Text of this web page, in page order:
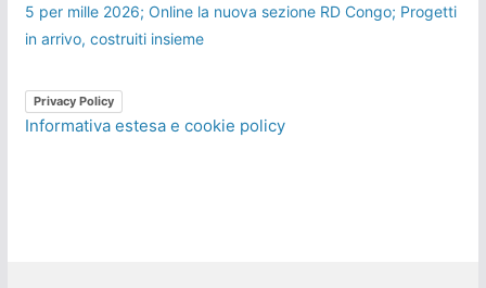
5 per mille 2026; Online la nuova sezione RD Congo; Progetti
in arrivo, costruiti insieme
Privacy Policy
Informativa estesa e cookie policy